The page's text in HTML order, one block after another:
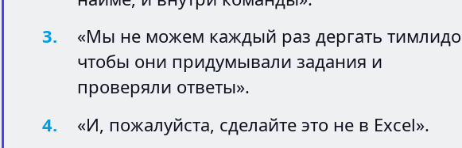
«Мы не можем каждый раз дергать
чтобы они придумывали задания и
проверяли ответы».
«И, пожалуйста, сделайте это не в Excel».